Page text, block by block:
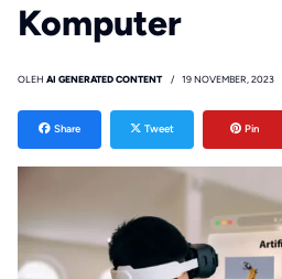
Komputer
OLEH AI GENERATED CONTENT 19 NOVEMBER, 2023
Share Tweet Pin